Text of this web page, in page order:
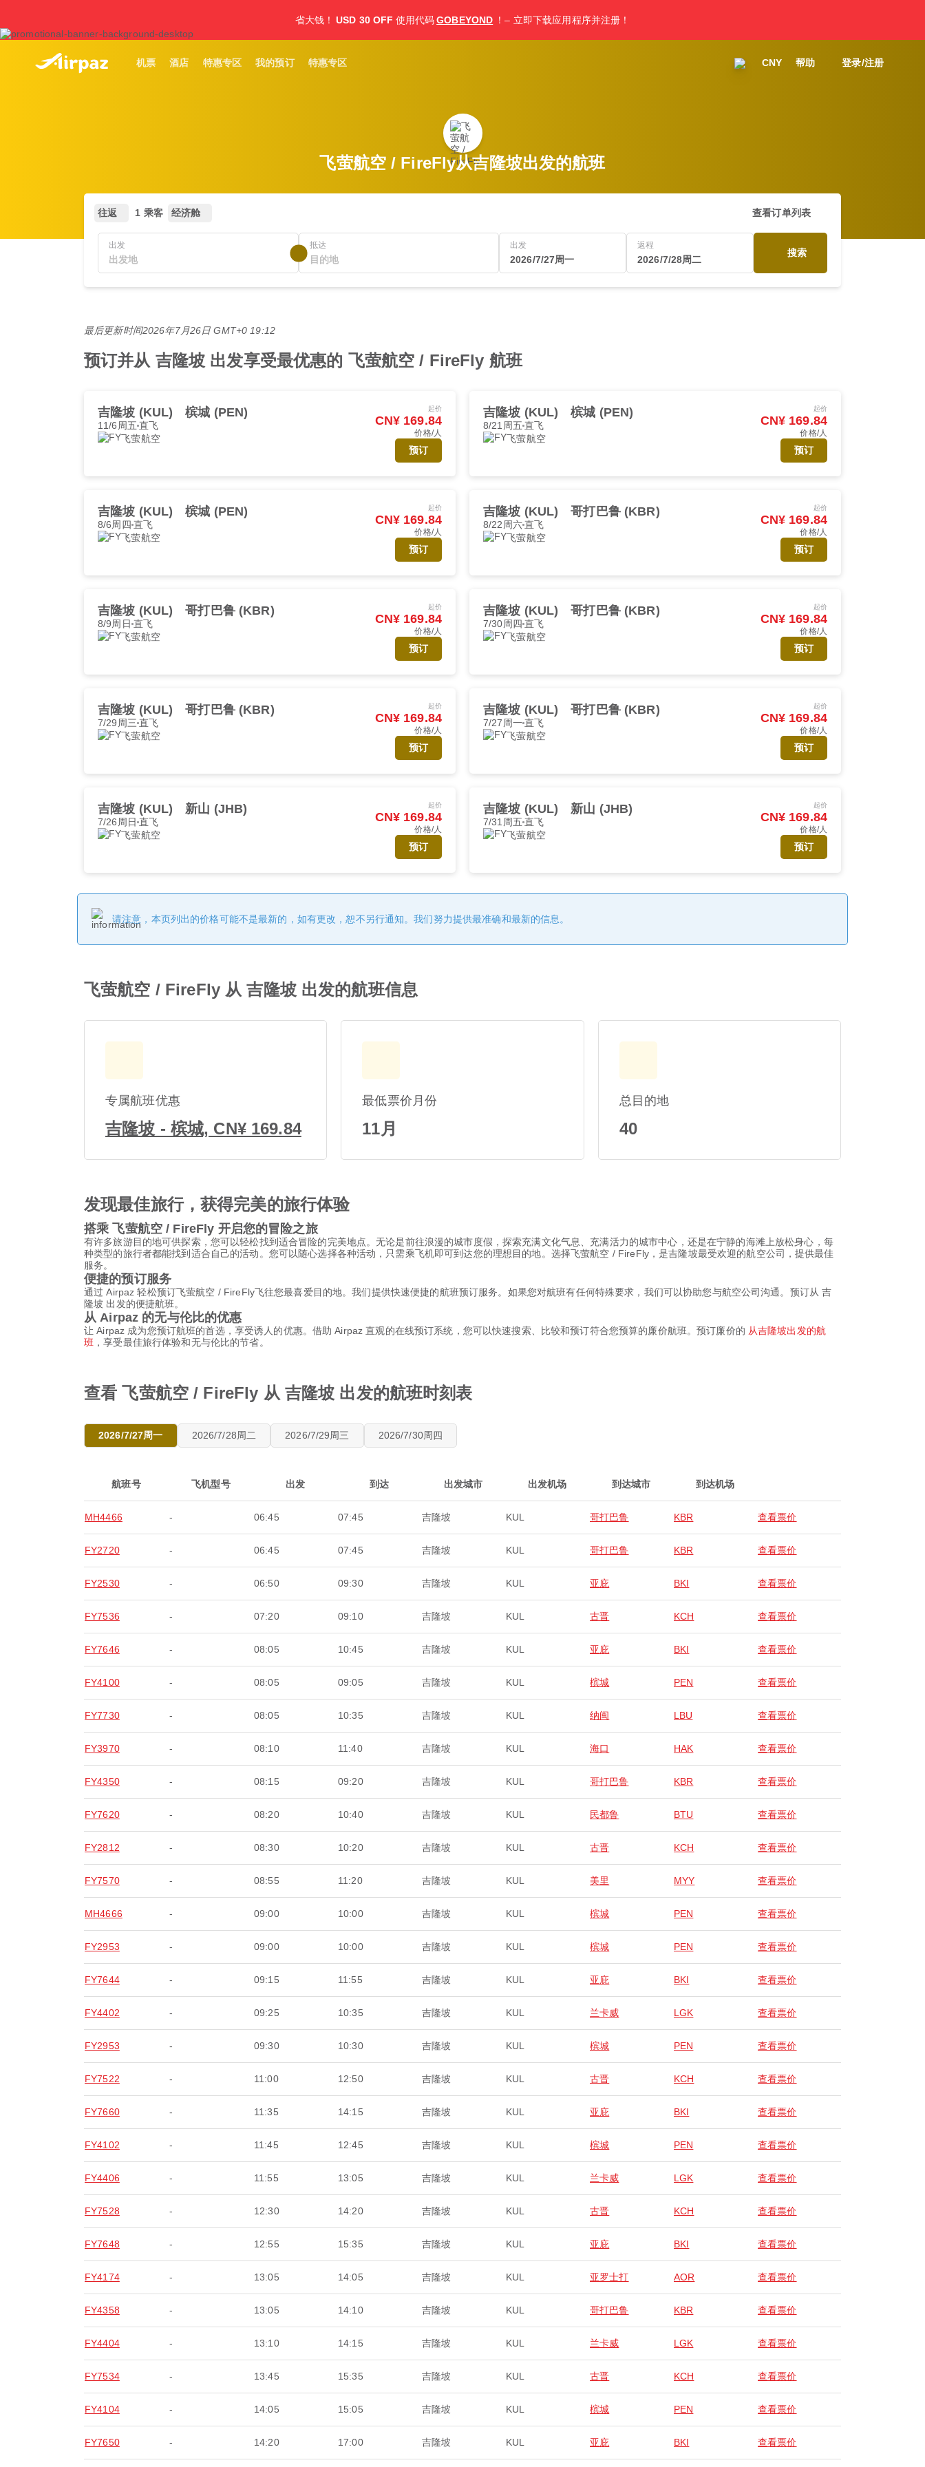
省大钱！ USD 30 OFF 使用代码GOBEYOND ！– 立即下载应用程序并注册！
机票 酒店 特惠专区 我的预订 特惠专区 CNY 帮助 登录/注册
飞萤航空 / FireFly从吉隆坡出发的航班
往返 1 乘客 经济舱 查看订单列表
出发 抵达 出发
2026/7/27周一
返程
2026/7/28周二
搜索
最后更新时间2026年7月26日 GMT+0 19:12
预订并从 吉隆坡 出发享受最优惠的 飞萤航空 / FireFly 航班
吉隆坡 (KUL) 槟城 (PEN)
11/6周五 直飞
飞萤航空
起价
CN¥ 169.84
价格/人
预订
吉隆坡 (KUL) 槟城 (PEN)
8/21周五 直飞
飞萤航空
起价
CN¥ 169.84
价格/人
预订
吉隆坡 (KUL) 槟城 (PEN)
8/6周四 直飞
飞萤航空
起价
CN¥ 169.84
价格/人
预订
吉隆坡 (KUL) 哥打巴鲁 (KBR)
8/22周六直飞
飞萤航空
起价
CN¥ 169.84
价格/人
预订
吉隆坡 (KUL) 哥打巴鲁 (KBR)
8/9周日 直飞
飞萤航空
起价
CN¥ 169.84
价格/人
预订
吉隆坡 (KUL) 哥打巴鲁 (KBR)
7/30周四 直飞
飞萤航空
起价
CN¥ 169.84
价格/人
预订
吉隆坡 (KUL) 哥打巴鲁 (KBR)
7/29周三 直飞
飞萤航空
起价
CN¥ 169.84
价格/人
预订
吉隆坡 (KUL) 哥打巴鲁 (KBR)
7/27周一直飞
飞萤航空
起价
CN¥ 169.84
价格/人
预订
吉隆坡 (KUL) 新山 (JHB)
7/26周日 直飞
飞萤航空
起价
CN¥ 169.84
价格/人
预订
吉隆坡 (KUL) 新山 (JHB)
7/31周五 直飞
飞萤航空
起价
CN¥ 169.84
价格/人
预订
请注意，本页列出的价格可能不是最新的，如有更改，恕不另行通知。我们努力提供最准确和最新的信息。
飞萤航空 / FireFly 从 吉隆坡 出发的航班信息
专属航班优惠
吉隆坡 - 槟城, CN¥ 169.84
最低票价月份
11月
总目的地
40
发现最佳旅行，获得完美的旅行体验
搭乘 飞萤航空 / FireFly 开启您的冒险之旅
有许多旅游目的地可供探索，您可以轻松找到适合冒险的完美地点。无论是前往浪漫的城市度假，探索充满文化气息、充满活力的城市中心，还是在宁静的海滩上放松身心，每
种类型的旅行者都能找到适合自己的活动。您可以随心选择各种活动，只需乘飞机即可到达您的理想目的地。选择飞萤航空 / FireFly，是吉隆坡最受欢迎的航空公司，提供最佳
服务。
便捷的预订服务
通过 Airpaz 轻松预订飞萤航空 / FireFly飞往您最喜爱目的地。我们提供快速便捷的航班预订服务。如果您对航班有任何特殊要求，我们可以协助您与航空公司沟通。预订从 吉
隆坡 出发的便捷航班。
从 Airpaz 的无与伦比的优惠
让 Airpaz 成为您预订航班的首选，享受诱人的优惠。借助 Airpaz 直观的在线预订系统，您可以快速搜索、比较和预订符合您预算的廉价航班。预订廉价的 从吉隆坡出发的航
班 ，享受最佳旅行体验和无与伦比的节省。
查看 飞萤航空 / FireFly 从 吉隆坡 出发的航班时刻表
2026/7/27周一 2026/7/28周二 2026/7/29周三 2026/7/30周四
航班号 飞机型号 出发 到达 出发城市 出发机场 到达城市 到达机场
MH4466 - 06:45 07:45 吉隆坡 KUL 哥打巴鲁 KBR 查看票价
FY2720 - 06:45 07:45 吉隆坡 KUL 哥打巴鲁 KBR 查看票价
FY2530 - 06:50 09:30 吉隆坡 KUL 亚庇 BKI 查看票价
FY7536 - 07:20 09:10 吉隆坡 KUL 古晋 KCH 查看票价
FY7646 - 08:05 10:45 吉隆坡 KUL 亚庇 BKI 查看票价
FY4100 - 08:05 09:05 吉隆坡 KUL 槟城 PEN 查看票价
FY7730 - 08:05 10:35 吉隆坡 KUL 纳闽 LBU 查看票价
FY3970 - 08:10 11:40 吉隆坡 KUL 海口 HAK 查看票价
FY4350 - 08:15 09:20 吉隆坡 KUL 哥打巴鲁 KBR 查看票价
FY7620 - 08:20 10:40 吉隆坡 KUL 民都鲁 BTU 查看票价
FY2812 - 08:30 10:20 吉隆坡 KUL 古晋 KCH 查看票价
FY7570 - 08:55 11:20 吉隆坡 KUL 美里 MYY 查看票价
MH4666 - 09:00 10:00 吉隆坡 KUL 槟城 PEN 查看票价
FY2953 - 09:00 10:00 吉隆坡 KUL 槟城 PEN 查看票价
FY7644 - 09:15 11:55 吉隆坡 KUL 亚庇 BKI 查看票价
FY4402 - 09:25 10:35 吉隆坡 KUL 兰卡威 LGK 查看票价
FY2953 - 09:30 10:30 吉隆坡 KUL 槟城 PEN 查看票价
FY7522 - 11:00 12:50 吉隆坡 KUL 古晋 KCH 查看票价
FY7660 - 11:35 14:15 吉隆坡 KUL 亚庇 BKI 查看票价
FY4102 - 11:45 12:45 吉隆坡 KUL 槟城 PEN 查看票价
FY4406 - 11:55 13:05 吉隆坡 KUL 兰卡威 LGK 查看票价
FY7528 - 12:30 14:20 吉隆坡 KUL 古晋 KCH 查看票价
FY7648 - 12:55 15:35 吉隆坡 KUL 亚庇 BKI 查看票价
FY4174 - 13:05 14:05 吉隆坡 KUL 亚罗士打 AOR 查看票价
FY4358 - 13:05 14:10 吉隆坡 KUL 哥打巴鲁 KBR 查看票价
FY4404 - 13:10 14:15 吉隆坡 KUL 兰卡威 LGK 查看票价
FY7534 - 13:45 15:35 吉隆坡 KUL 古晋 KCH 查看票价
FY4104 - 14:05 15:05 吉隆坡 KUL 槟城 PEN 查看票价
FY7650 - 14:20 17:00 吉隆坡 KUL 亚庇 BKI 查看票价